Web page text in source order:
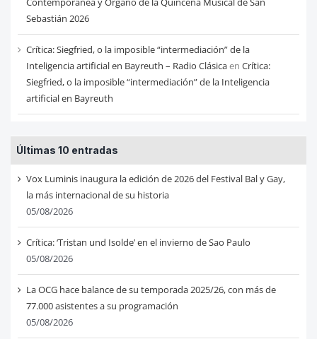
Sebastián 2026
Crítica: Siegfried, o la imposible “intermediación” de la
Inteligencia artificial en Bayreuth – Radio Clásicaen Crítica:
Siegfried, o la imposible “intermediación” de la Inteligencia
artificial en Bayreuth
Últimas 10 entradas
Vox Luminis inaugura la edición de 2026 del Festival Bal y Gay,
la más internacional de su historia
05/08/2026
Crítica: ‘Tristan und Isolde’ en el invierno de Sao Paulo
05/08/2026
La OCG hace balance de su temporada 2025/26, con más de
77.000 asistentes a su programación
05/08/2026